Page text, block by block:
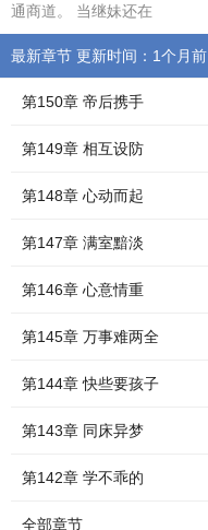
通商道。 当继妹还在
最新章节 更新时间：1个月前
第150章 帝后携手
第149章 相互设防
第148章 心动而起
第147章 满室黯淡
第146章 心意情重
第145章 万事难两全
第144章 快些要孩子
第143章 同床异梦
第142章 学不乖的
全部章节